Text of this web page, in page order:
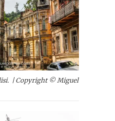
| Copyright © Miguel